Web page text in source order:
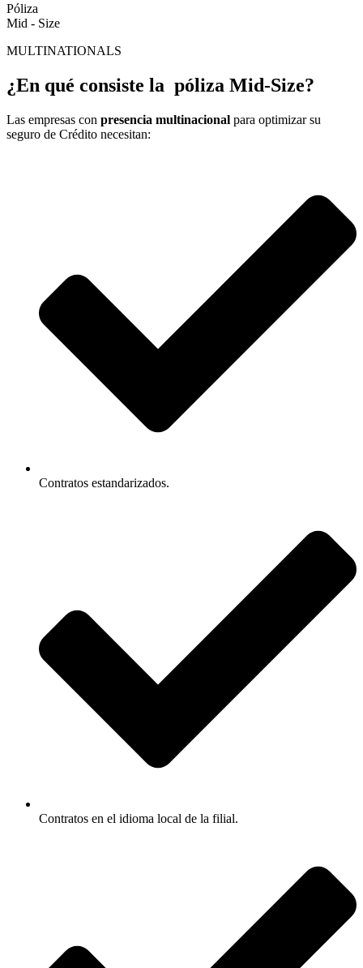
Póliza
Mid - Size
MULTINATIONALS
¿En qué consiste la póliza Mid-Size?
Las empresas con presencia multinacional para optimizar su
seguro de Crédito necesitan:
Contratos estandarizados.
Contratos en el idioma local de la filial.